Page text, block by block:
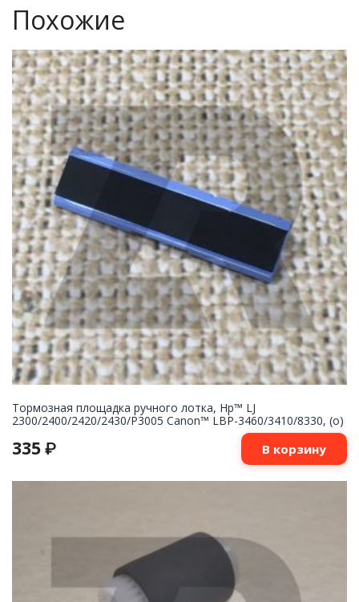
Похожие
Тормозная площадка ручного лотка, Hp™ LJ
2300/2400/2420/2430/P3005 Canon™ LBP-3460/3410/8330, (о)
335 ₽ В корзину